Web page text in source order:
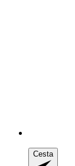
Cesta